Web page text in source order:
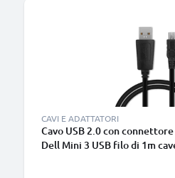
CAVI E ADATTATORI
Cavo USB 2.0 con
Dell Mini 3 USB filo di 1m